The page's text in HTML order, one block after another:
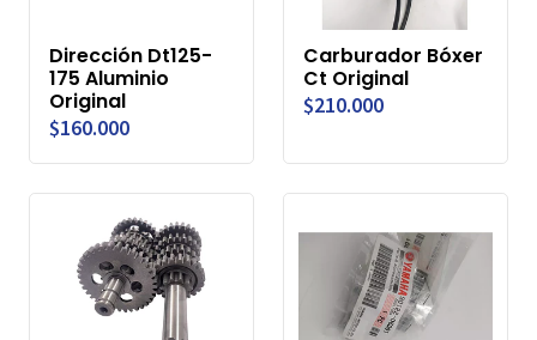
Dirección Dt125-
175 Aluminio
Original
$160.000
Carburador Bóxer
Ct Original
$210.000